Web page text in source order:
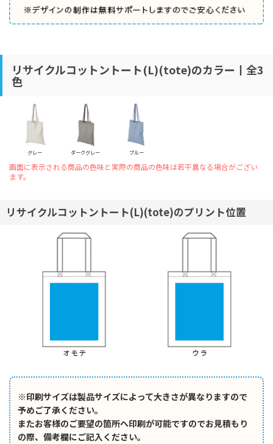
リサイクルコットントート(L)(tote)のカラー丨全3
色
グレー ダークグレー ブルー
画面に表示される商品の色味と実際の商品の色味は若干異なる場合がござい
ます。
リサイクルコットントート(L)(tote)のプリント位置
※印刷サイズは製品サイズによって大きさが異なりますので
予めご了承ください。
またお客様のご要望の箇所へ印刷が可能ですのでお見積もり
の際、備考欄にご記入ください。